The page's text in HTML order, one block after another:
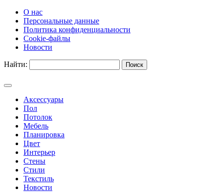
О нас
Персональные данные
Политика конфиденциальности
Cookie-файлы
Новости
Найти:
Аксессуары
Пол
Потолок
Мебель
Планировка
Цвет
Интерьер
Стены
Стили
Текстиль
Новости